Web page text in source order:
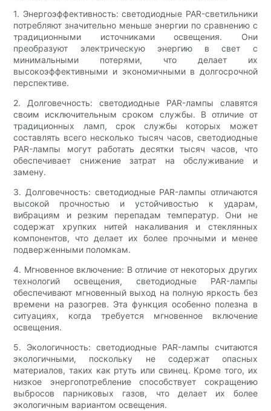
1. Энергоэффективность: светодиодные PAR-светильники
потребляют значительно меньше энергии по сравнению с
традиционными источниками освещения. Они
преобразуют электрическую энергию в свет с
минимальными потерями, что делает их
высокоэффективными и экономичными в долгосрочной
перспективе.
2. Долговечность: светодиодные PAR-лампы славятся
своим исключительным сроком службы. В отличие от
традиционных ламп, срок службы которых может
составлять всего несколько тысяч часов, светодиодные
PAR-лампы могут работать десятки тысяч часов, что
обеспечивает снижение затрат на обслуживание и
замену.
3. Долговечность: светодиодные PAR-лампы отличаются
высокой прочностью и устойчивостью к ударам,
вибрациям и резким перепадам температур. Они не
содержат хрупких нитей накаливания и стеклянных
компонентов, что делает их более прочными и менее
подверженными поломкам.
4. Мгновенное включение: В отличие от некоторых других
технологий освещения, светодиодные PAR-лампы
обеспечивают мгновенный выход на полную яркость без
времени на разогрев. Эта функция особенно полезна в
ситуациях, когда требуется мгновенное включение
освещения.
5. Экологичность: светодиодные PAR-лампы считаются
экологичными, поскольку не содержат опасных
материалов, таких как ртуть или свинец. Кроме того, их
низкое энергопотребление способствует сокращению
выбросов парниковых газов, что делает их более
экологичным вариантом освещения.